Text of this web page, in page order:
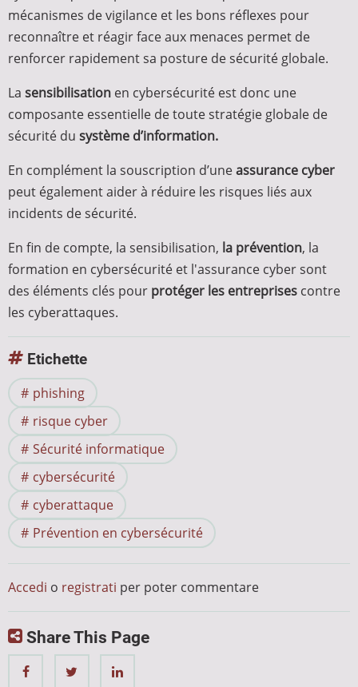
mécanismes de vigilance et les bons réflexes pour
reconnaître et réagir face aux menaces permet de
renforcer rapidement sa posture de sécurité globale.
La sensibilisation en cybersécurité est donc une
composante essentielle de toute stratégie globale de
sécurité du système d’information.
En complément la souscription d’uneassurance cyber
peut également aider à réduire les risques liés aux
incidents de sécurité.
En fin de compte, la sensibilisation, la prévention, la
formation en cybersécurité et l'assurance cyber sont
des éléments clés pour protéger les entreprises contre
les cyberattaques.
Etichette
phishing
risque cyber
Sécurité informatique
cybersécurité
cyberattaque
Prévention en cybersécurité
Accedi o registrati per poter commentare
Share This Page